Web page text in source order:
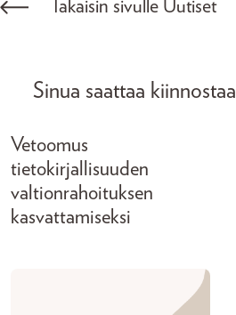
Takaisin sivulle Uutiset
Sinua saattaa
Vetoomus
tietokirjallisuuden
valtionrahoituksen
kasvattamiseksi